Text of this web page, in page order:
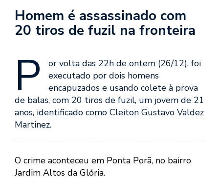
Homem é assassinado com
20 tiros de fuzil na fronteira
P
or volta das 22h de ontem (26/12), foi
executado por dois homens
encapuzados e usando colete à prova
de balas, com 20 tiros de fuzil, um jovem de 21
anos, identificado como Cleiton Gustavo Valdez
Martinez.
O crime aconteceu em Ponta Porã, no bairro
Jardim Altos da Glória.